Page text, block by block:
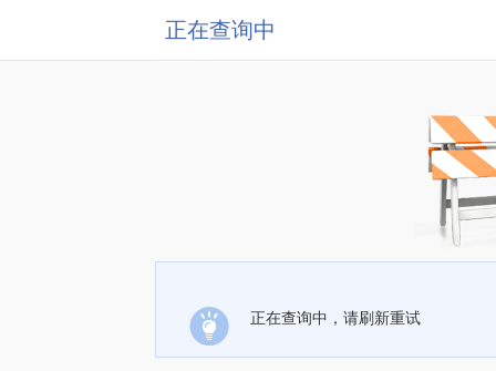
正在查询中
正在查询中，请刷新重试